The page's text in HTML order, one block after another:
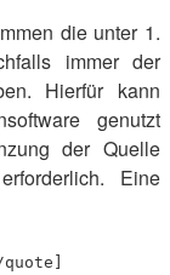
die unter 1.
immer der
Hierfür kann
genutzt
der Quelle
Eine